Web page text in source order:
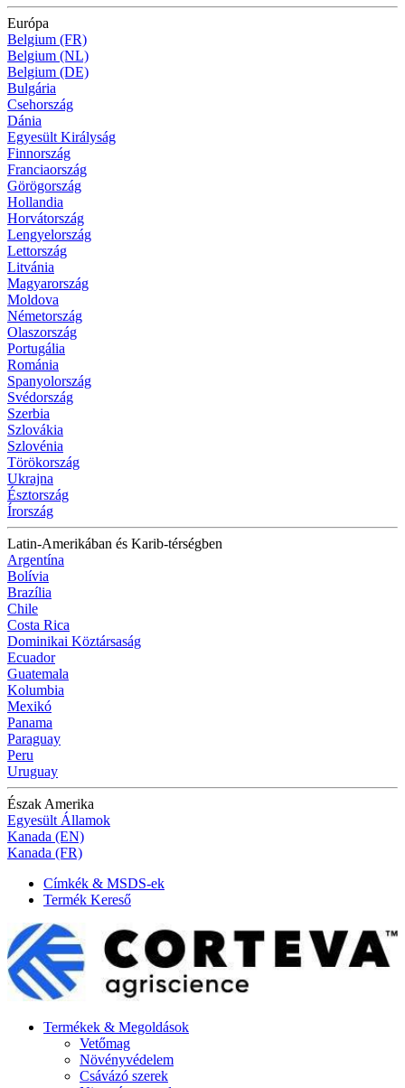
Európa
Belgium (FR)
Belgium (NL)
Belgium (DE)
Bulgária
Csehország
Dánia
Egyesült Királyság
Finnország
Franciaország
Görögország
Hollandia
Horvátország
Lengyelország
Lettország
Litvánia
Magyarország
Moldova
Németország
Olaszország
Portugália
Románia
Spanyolország
Svédország
Szerbia
Szlovákia
Szlovénia
Törökország
Ukrajna
Észtország
Írország
Latin-Amerikában és Karib-térségben
Argentína
Bolívia
Brazília
Chile
Costa Rica
Dominikai Köztársaság
Ecuador
Guatemala
Kolumbia
Mexikó
Panama
Paraguay
Peru
Uruguay
Észak Amerika
Egyesült Államok
Kanada (EN)
Kanada (FR)
Címkék & MSDS-ek
Termék Kereső
Termékek & Megoldások
Vetőmag
Növényvédelem
Csávázó szerek